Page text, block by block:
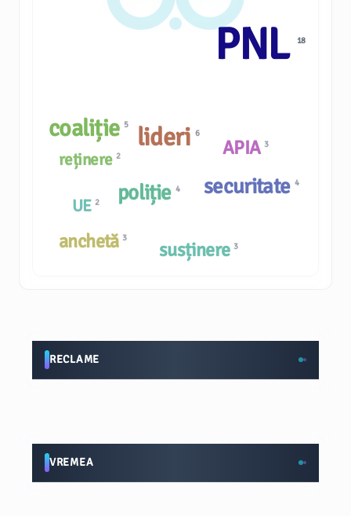
reținere 2
susținere 3
anchetă 3
APIA 3
coaliție 5
securitate 4
PNL 18
UE 2
lideri6
poliție 4
RECLAME
VREMEA